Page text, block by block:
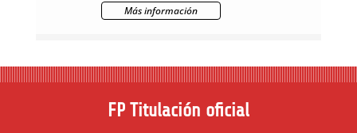
Más información
FP Titulación oficial